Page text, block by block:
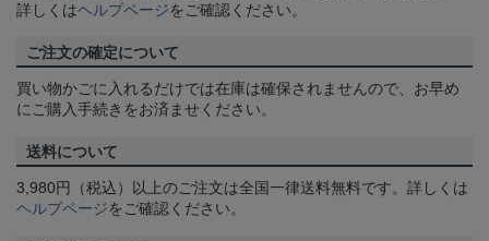
詳しくはヘルプページをご確認ください。
ご注文の確定について
買い物かごに入れるだけでは在庫は確保されませんので、お早め
にご購入手続きをお済ませください。
送料について
3,980円（税込）以上のご注文は全国一律送料無料です。詳しくは
ヘルプページをご確認ください。